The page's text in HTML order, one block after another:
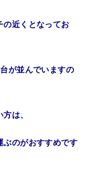
の近くとなってお
が並んでいますの
は、
ぶのがおすすめです